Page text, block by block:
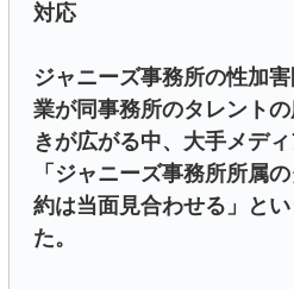
対応
ジャニーズ事務所の性加
業が同事務所のタレント
きが広がる中、大手メデ
「ジャニーズ事務所所属
約は当面見合わせる」と
た。